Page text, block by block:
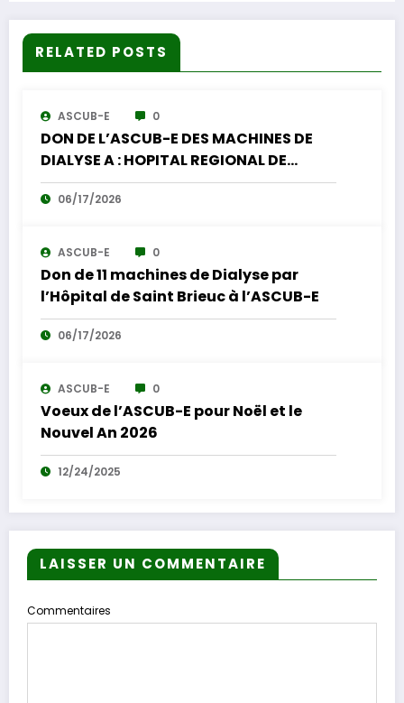
RELATED POSTS
ASCUB-E 0
DON DE L’ASCUB-E DES MACHINES DE
DIALYSE A : HOPITAL REGIONAL DE
GITEGA (3) , CHU-KAMENGE (4) ET A
HOPITAL MILITAIRE (4).
06/17/2026
ASCUB-E 0
Don de 11 machines de Dialyse par
l’Hôpital de Saint Brieuc à l’ASCUB-E
06/17/2026
ASCUB-E 0
Voeux de l’ASCUB-E pour Noël et le
Nouvel An 2026
12/24/2025
LAISSER UN COMMENTAIRE
Commentaires